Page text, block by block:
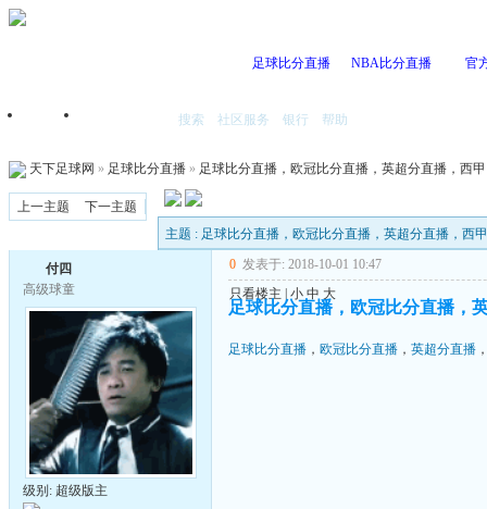
足球比分直播 NBA比分直播 官
首页 搜索 社区服务 银行 帮助
天下足球网 » 足球比分直播 » 足球比分直播，欧冠比分直播，英超分直播，西
上一主题
下一主题
主题 : 足球比分直播，欧冠比分直播，英超分直播，西
付四
高级球童
级别: 超级版主
0 发表于: 2018-10-01 10:47
只看楼主
小 中 大
足球比分直播，欧冠比分直播，
足球比分直播 ， 欧冠比分直播 ， 英超分直播